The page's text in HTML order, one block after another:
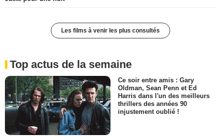
Les films à venir les plus consultés
Top actus de la semaine
Ce soir entre amis : Gary
Oldman, Sean Penn et Ed
Harris dans l'un des meilleurs
thrillers des années 90
injustement oublié !